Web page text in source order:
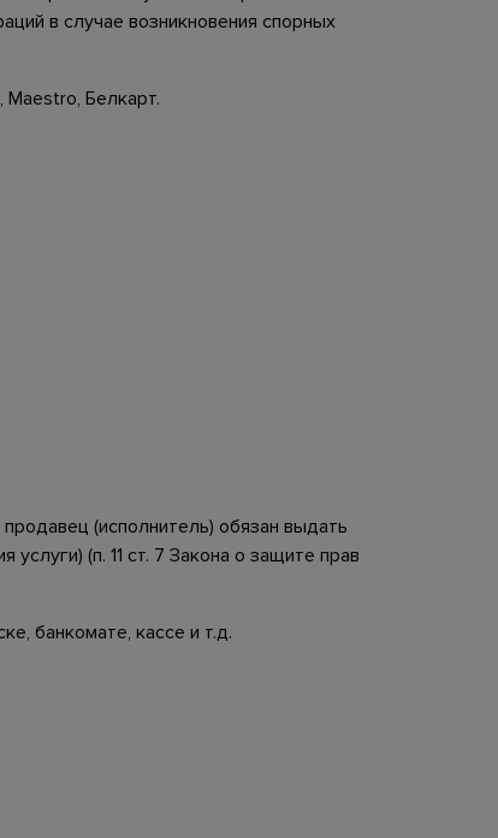
в случае возникновения спорных
Белкарт.
(исполнитель) обязан выдать
(п. 11 ст. 7 Закона о защите прав
банкомате, кассе и т.д.